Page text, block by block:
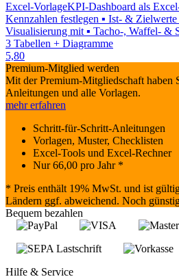
Excel-VorlageKPI-Dashboard als
Kennzahlen festlegen ▪ Ist- &
Visualisierung mit ▪ Tacho-, Waffel- &
3 Tabellen + Diagramme
5,80
Premium-Mitglied werden
Mit der Premium-Mitgliedschaft haben
Anleitungen und alle Vorlagen.
mehr erfahren
Schritt-für-Schritt-Anleitungen
Vorlagen, Muster, Checklisten
Excel-Tools und Excel-Rechner
Nur66,00 pro Jahr *
* Preis enthält 19% MwSt. und ist
Ländern ggf. abweichend. Noch
Bequem bezahlen
Hilfe & Service